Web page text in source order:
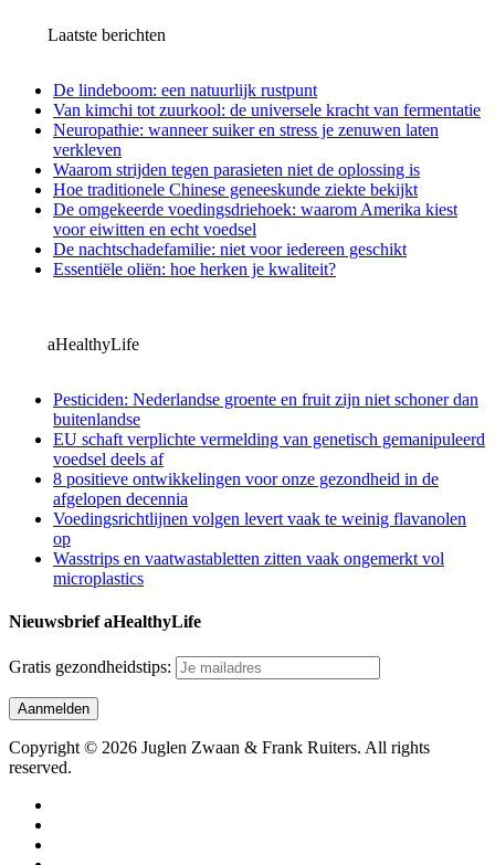
Laatste berichten
De lindeboom: een natuurlijk rustpunt
Van kimchi tot zuurkool: de universele kracht van fermentatie
Neuropathie: wanneer suiker en stress je zenuwen laten
verkleven
Waarom strijden tegen parasieten niet de oplossing is
Hoe traditionele Chinese geneeskunde ziekte bekijkt
De omgekeerde voedingsdriehoek: waarom Amerika kiest
voor eiwitten en echt voedsel
De nachtschadefamilie: niet voor iedereen geschikt
Essentiële oliën: hoe herken je kwaliteit?
aHealthyLife
Pesticiden: Nederlandse groente en fruit zijn niet schoner dan
buitenlandse
EU schaft verplichte vermelding van genetisch gemanipuleerd
voedsel deels af
8 positieve ontwikkelingen voor onze gezondheid in de
afgelopen decennia
Voedingsrichtlijnen volgen levert vaak te weinig flavanolen
op
Wasstrips en vaatwastabletten zitten vaak ongemerkt vol
microplastics
Nieuwsbrief aHealthyLife
Gratis gezondheidstips:
Copyright © 2026 Juglen Zwaan & Frank Ruiters. All rights
reserved.